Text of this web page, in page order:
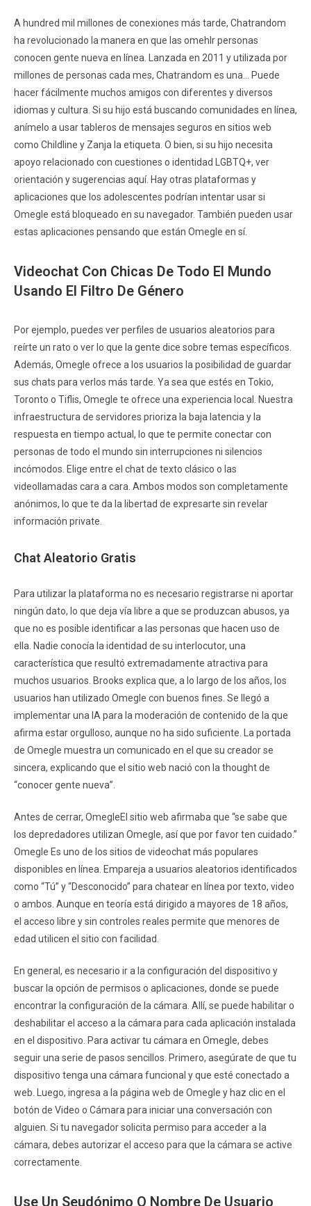
A hundred mil millones de conexiones más tarde, Chatrandom
ha revolucionado la manera en que las omehlr personas
conocen gente nueva en línea. Lanzada en 2011 y utilizada por
millones de personas cada mes, Chatrandom es una… Puede
hacer fácilmente muchos amigos con diferentes y diversos
idiomas y cultura. Si su hijo está buscando comunidades en línea,
anímelo a usar tableros de mensajes seguros en sitios web
como Childline y Zanja la etiqueta. O bien, si su hijo necesita
apoyo relacionado con cuestiones o identidad LGBTQ+, ver
orientación y sugerencias aquí. Hay otras plataformas y
aplicaciones que los adolescentes podrían intentar usar si
Omegle está bloqueado en su navegador. También pueden usar
estas aplicaciones pensando que están Omegle en sí.
Videochat Con Chicas De Todo El Mundo
Usando El Filtro De Género
Por ejemplo, puedes ver perfiles de usuarios aleatorios para
reírte un rato o ver lo que la gente dice sobre temas específicos.
Además, Omegle ofrece a los usuarios la posibilidad de guardar
sus chats para verlos más tarde. Ya sea que estés en Tokio,
Toronto o Tiflis, Omegle te ofrece una experiencia local. Nuestra
infraestructura de servidores prioriza la baja latencia y la
respuesta en tiempo actual, lo que te permite conectar con
personas de todo el mundo sin interrupciones ni silencios
incómodos. Elige entre el chat de texto clásico o las
videollamadas cara a cara. Ambos modos son completamente
anónimos, lo que te da la libertad de expresarte sin revelar
información private.
Chat Aleatorio Gratis
Para utilizar la plataforma no es necesario registrarse ni aportar
ningún dato, lo que deja vía libre a que se produzcan abusos, ya
que no es posible identificar a las personas que hacen uso de
ella. Nadie conocía la identidad de su interlocutor, una
característica que resultó extremadamente atractiva para
muchos usuarios. Brooks explica que, a lo largo de los años, los
usuarios han utilizado Omegle con buenos fines. Se llegó a
implementar una IA para la moderación de contenido de la que
afirma estar orgulloso, aunque no ha sido suficiente. La portada
de Omegle muestra un comunicado en el que su creador se
sincera, explicando que el sitio web nació con la thought de
“conocer gente nueva”.
Antes de cerrar, OmegleEl sitio web afirmaba que “se sabe que
los depredadores utilizan Omegle, así que por favor ten cuidado.”
Omegle Es uno de los sitios de videochat más populares
disponibles en línea. Empareja a usuarios aleatorios identificados
como “Tú” y “Desconocido” para chatear en línea por texto, video
o ambos. Aunque en teoría está dirigido a mayores de 18 años,
el acceso libre y sin controles reales permite que menores de
edad utilicen el sitio con facilidad.
En general, es necesario ir a la configuración del dispositivo y
buscar la opción de permisos o aplicaciones, donde se puede
encontrar la configuración de la cámara. Allí, se puede habilitar o
deshabilitar el acceso a la cámara para cada aplicación instalada
en el dispositivo. Para activar tu cámara en Omegle, debes
seguir una serie de pasos sencillos. Primero, asegúrate de que tu
dispositivo tenga una cámara funcional y que esté conectado a
web. Luego, ingresa a la página web de Omegle y haz clic en el
botón de Video o Cámara para iniciar una conversación con
alguien. Si tu navegador solicita permiso para acceder a la
cámara, debes autorizar el acceso para que la cámara se active
correctamente.
Use Un Seudónimo O Nombre De Usuario